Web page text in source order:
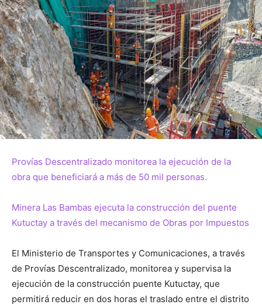
Provías Descentralizado monitorea la ejecución de la
obra que beneficiará a más de 50 mil personas.
Minera Las Bambas ejecuta la construcción del puente
Kutuctay a través del mecanismo de Obras por Impuestos
El Ministerio de Transportes y Comunicaciones, a través
de Provías Descentralizado, monitorea y supervisa la
ejecución de la construcción puente Kutuctay, que
permitirá reducir en dos horas el traslado entre el distrito